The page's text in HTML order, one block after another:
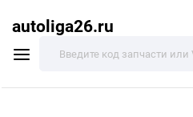
autoliga26.ru